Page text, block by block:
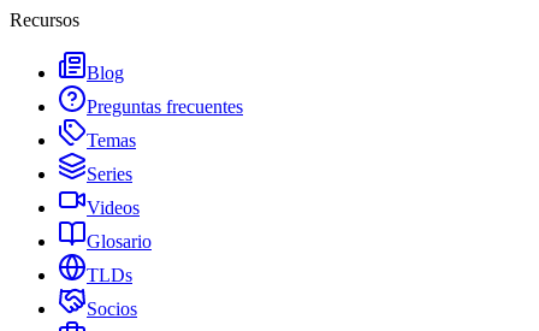
Recursos
Blog
Preguntas frecuentes
Temas
Series
Videos
Glosario
TLDs
Socios